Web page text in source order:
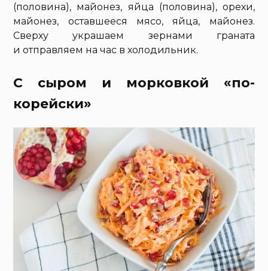
(половина), майонез, яйца (половина), орехи,
майонез, оставшееся мясо, яйца, майонез.
Сверху украшаем зернами граната
и отправляем на час в холодильник.
С сыром и морковкой «по-
корейски»